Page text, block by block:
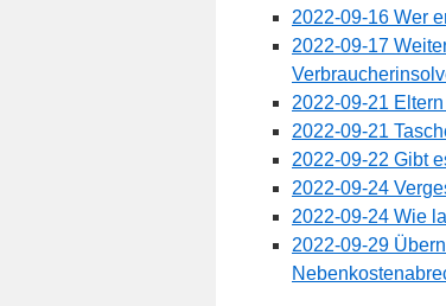
2022-09-16 Wer
2022-09-17
2022-09-21
2022-09-21
2022-09-22 Gibt
2022-09-24
2022-09-24 Wie
2022-09-29